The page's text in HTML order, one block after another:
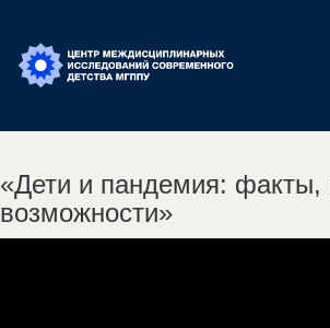
«Дети и пандемия: факты,
возможности»